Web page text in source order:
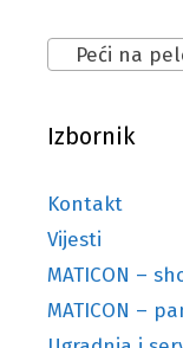
Peći na
Izbornik
Kontakt
Vijesti
MATICON –
MATICON –